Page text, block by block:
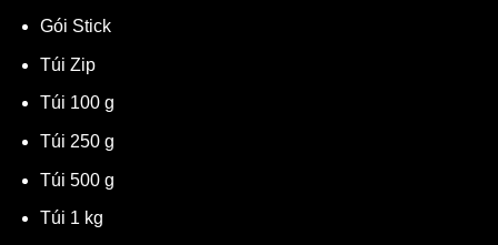
Gói Stick
Túi Zip
Túi 100 g
Túi 250 g
Túi 500 g
Túi 1 kg